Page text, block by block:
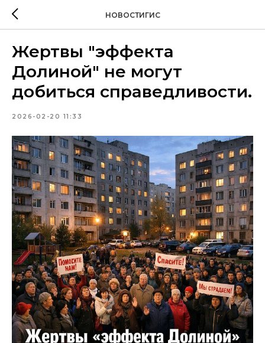
НОВОСТИГИС
Жертвы "эффекта
Долиной" не могут
добиться справедливости.
2026-02-20 11:33